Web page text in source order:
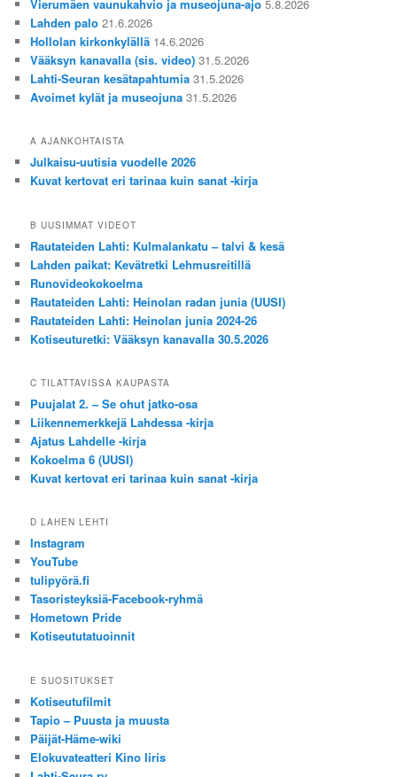
Vierumäen vaunukahvio ja museojuna-ajo 5.8.2026
Lahden palo 21.6.2026
Hollolan kirkonkylällä 14.6.2026
Vääksyn kanavalla (sis. video) 31.5.2026
Lahti-Seuran kesätapahtumia 31.5.2026
Avoimet kylät ja museojuna 31.5.2026
A AJANKOHTAISTA
Julkaisu-uutisia vuodelle 2026
Kuvat kertovat eri tarinaa kuin sanat -kirja
B UUSIMMAT VIDEOT
Rautateiden Lahti: Kulmalankatu – talvi & kesä
Lahden paikat: Kevätretki Lehmusreitillä
Runovideokokoelma
Rautateiden Lahti: Heinolan radan junia (UUSI)
Rautateiden Lahti: Heinolan junia 2024-26
Kotiseuturetki: Vääksyn kanavalla 30.5.2026
C TILATTAVISSA KAUPASTA
Puujalat 2. – Se ohut jatko-osa
Liikennemerkkejä Lahdessa -kirja
Ajatus Lahdelle -kirja
Kokoelma 6 (UUSI)
Kuvat kertovat eri tarinaa kuin sanat -kirja
D LAHEN LEHTI
Instagram
YouTube
tulipyörä.fi
Tasoristeyksiä-Facebook-ryhmä
Hometown Pride
Kotiseututatuoinnit
E SUOSITUKSET
Kotiseutufilmit
Tapio – Puusta ja muusta
Päijät-Häme-wiki
Elokuvateatteri Kino Iiris